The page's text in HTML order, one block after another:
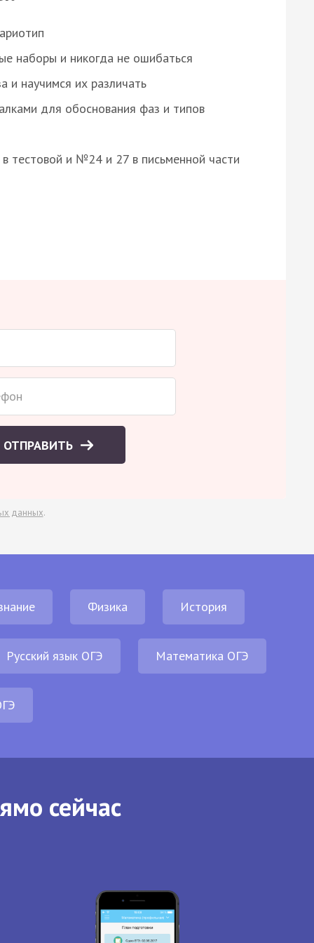
наборы и никогда не ошибаться
и научимся их различать
для обоснования фаз и типов
тестовой и №24 и 27 в письменной части
ОТПРАВИТЬ
данных.
Физика История
Русский язык ОГЭ Математика ОГЭ
сейчас